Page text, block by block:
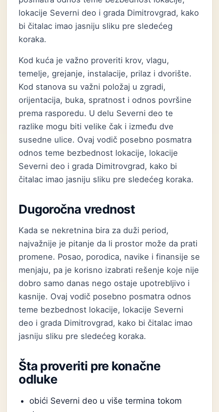
lokacije Severni deo i grada Dimitrovgrad, kako
bi čitalac imao jasniju sliku pre sledećeg
koraka.
Kod kuća je važno proveriti krov, vlagu,
temelje, grejanje, instalacije, prilaz i dvorište.
Kod stanova su važni položaj u zgradi,
orijentacija, buka, spratnost i odnos površine
prema rasporedu. U delu Severni deo te
razlike mogu biti velike čak i između dve
susedne ulice. Ovaj vodič posebno posmatra
odnos teme bezbednost lokacije, lokacije
Severni deo i grada Dimitrovgrad, kako bi
čitalac imao jasniju sliku pre sledećeg koraka.
Dugoročna vrednost
Kada se nekretnina bira za duži period,
najvažnije je pitanje da li prostor može da prati
promene. Posao, porodica, navike i finansije se
menjaju, pa je korisno izabrati rešenje koje nije
dobro samo danas nego ostaje upotrebljivo i
kasnije. Ovaj vodič posebno posmatra odnos
teme bezbednost lokacije, lokacije Severni
deo i grada Dimitrovgrad, kako bi čitalac imao
jasniju sliku pre sledećeg koraka.
Šta proveriti pre konačne
odluke
obići Severni deo u više termina tokom